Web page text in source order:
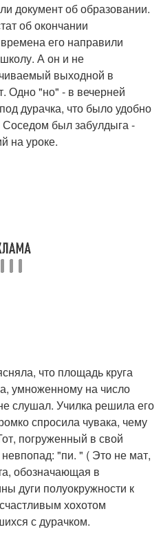
документ об образовании.
об окончании
его направили
А он и не
выходной в
Одно "но" - в вечерней
дурачка, что было удобно
Соседом был забулдыга -
на уроке.
что площадь круга
умноженному на число
слушал. Училка решила его
спросила чувака, чему
погруженный в свой
"пи. " ( Это не мат,
обозначающая в
дуги полуокружности к
хохотом
с дурачком.